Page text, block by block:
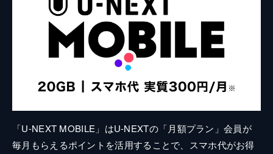
「U-NEXT MOBILE」はU-NEXTの「月額プラン」会員が
毎月もらえるポイントを活用することで、スマホ代がお得